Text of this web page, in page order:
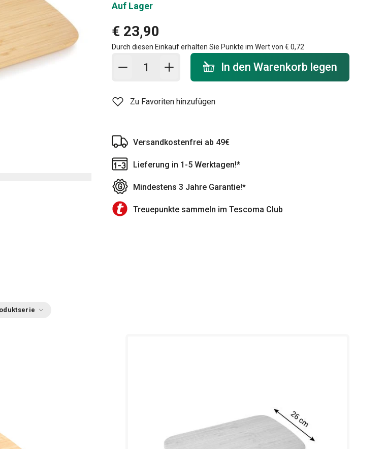
Auf Lager
€ 23,90
Durch diesen Einkauf erhalten Sie Punkte im Wert von € 0,72
In den Warenkorb - Menge
In den Warenkorb legen
Zu Favoriten hinzufügen
Versandkostenfrei ab 49€
Lieferung in 1-5 Werktagen!*
Mindestens 3 Jahre Garantie!*
Treuepunkte sammeln im Tescoma Club